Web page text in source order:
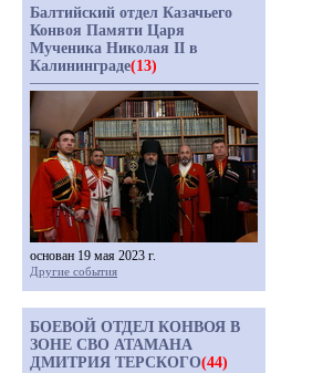
Балтийский отдел Казачьего
Конвоя Памяти Царя
Мученика Николая II в
Калининграде(13)
основан 19 мая 2023 г.
Другие события
БОЕВОЙ ОТДЕЛ КОНВОЯ В
ЗОНЕ СВО АТАМАНА
ДМИТРИЯ ТЕРСКОГО(44)